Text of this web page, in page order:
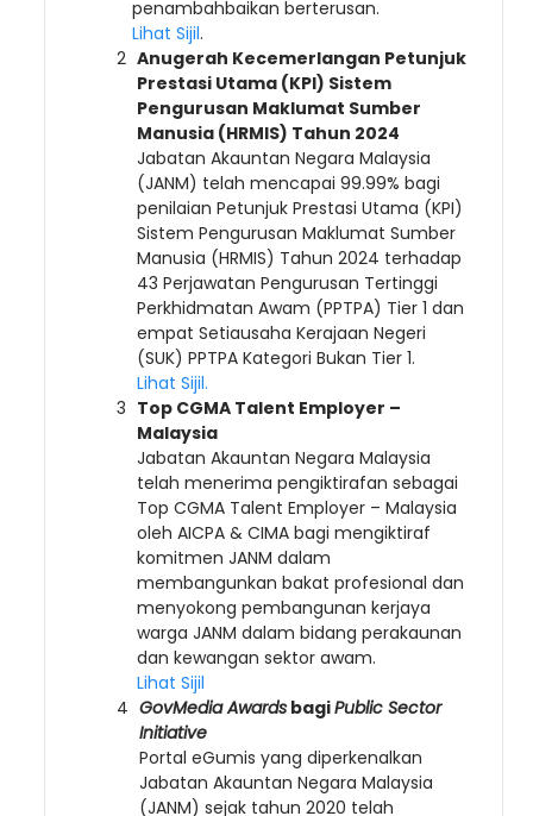
penambahbaikan berterusan.
Lihat Sijil.
Anugerah Kecemerlangan Petunjuk
Prestasi Utama (KPI) Sistem
Pengurusan Maklumat Sumber
Manusia (HRMIS) Tahun 2024
Jabatan Akauntan Negara Malaysia
(JANM) telah mencapai 99.99% bagi
penilaian Petunjuk Prestasi Utama (KPI)
Sistem Pengurusan Maklumat Sumber
Manusia (HRMIS) Tahun 2024 terhadap
43 Perjawatan Pengurusan Tertinggi
Perkhidmatan Awam (PPTPA) Tier 1 dan
empat Setiausaha Kerajaan Negeri
(SUK) PPTPA Kategori Bukan Tier 1.
Lihat Sijil.
Top CGMA Talent Employer –
Malaysia
Jabatan Akauntan Negara Malaysia
telah menerima pengiktirafan sebagai
Top CGMA Talent Employer – Malaysia
oleh AICPA & CIMA bagi mengiktiraf
komitmen JANM dalam
membangunkan bakat profesional dan
menyokong pembangunan kerjaya
warga JANM dalam bidang perakaunan
dan kewangan sektor awam.
Lihat Sijil
GovMedia Awards bagiPublic Sector
Initiative
Portal eGumis yang diperkenalkan
Jabatan Akauntan Negara Malaysia
(JANM) sejak tahun 2020 telah